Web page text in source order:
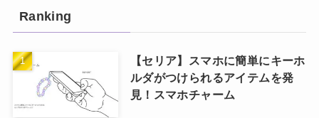
Ranking
【セリア】スマホに簡単にキーホ
ルダがつけられるアイテムを発
見！スマホチャーム